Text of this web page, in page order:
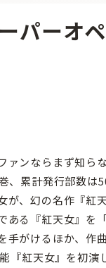
古楽とその先と
現場のプロが推
無料ライブ配信
あ か
パーオ
ンならまず知ら
、累計発行部数
が、幻の名作『紅
ある『紅天女』
手がけるほか、作
『紅天女』を初